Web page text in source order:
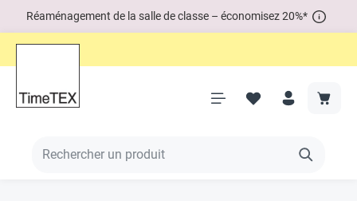
Réaménagement de la salle de classe – économisez 20%*